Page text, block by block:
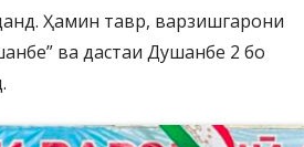
Ҳамин тавр, варзишгарони
ва дастаи Душанбе 2 бо